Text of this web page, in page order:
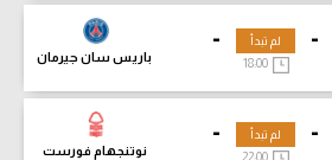
-
-
باريس سان جيرمان
لم تبدأ
18:00
-
-
نوتنجهام فورست
لم تبدأ